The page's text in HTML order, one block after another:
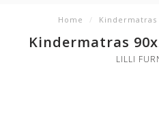
Home / Kindermatras
Kindermatras
LILLI